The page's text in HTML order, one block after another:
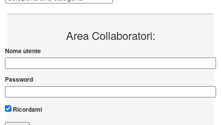
Area Collaboratori:
Nome utente
Password
Ricordami